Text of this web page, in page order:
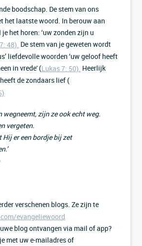
boodschap. De stem van ons
het laatste woord. In berouw aan
je het horen: ‘uw zonden zijn u
48). De stem van je geweten wordt
liefdevolle woorden ‘uw geloof heeft
in vrede' (Lukas 7: 50). Heerlijk
de zondaars lief (
wegneemt, zijn ze ook echt weg.
vergeten.
er een bordje bij zet
verschenen blogs. Ze zijn te
evangeliewoord
blog ontvangen via mail of app?
met uw e-mailadres of